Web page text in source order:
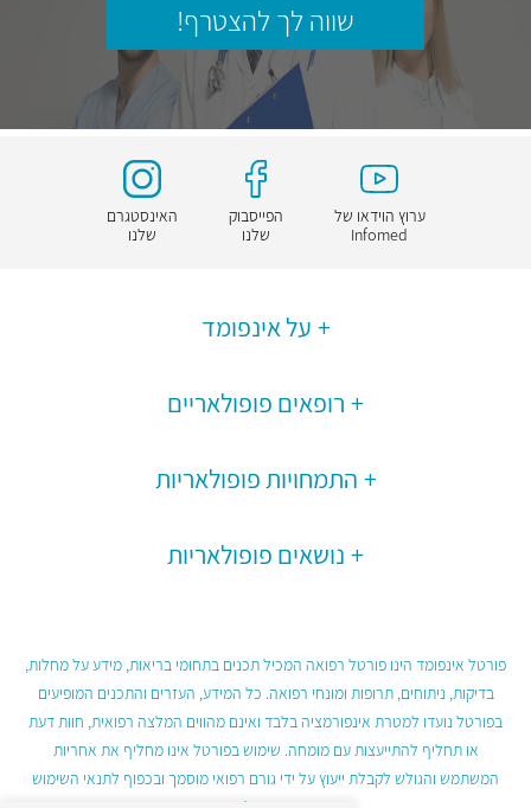
שווה לך להצטרף!
ערוץ הוידאו של
Infomed
הפייסבוק
שלנו
האינסטגרם
שלנו
על אינפומד
רופאים פופולאריים
התמחויות פופולאריות
נושאים פופולאריות
פורטל אינפומד הינו פורטל רפואה המכיל תכנים בתחומי בריאות, מידע על מחלות,
בדיקות, ניתוחים, תרופות ומונחי רפואה. כל המידע, העזרים והתכנים המופיעים
בפורטל נועדו למטרת אינפורמציה בלבד ואינם מהווים המלצה רפואית, חוות דעת
או תחליף להתייעצות עם מומחה. שימוש בפורטל אינו מחליף את אחריות
המשתמש והגולש לקבלת ייעוץ על ידי גורם רפואי מוסמך ובכפוף לתנאי השימוש